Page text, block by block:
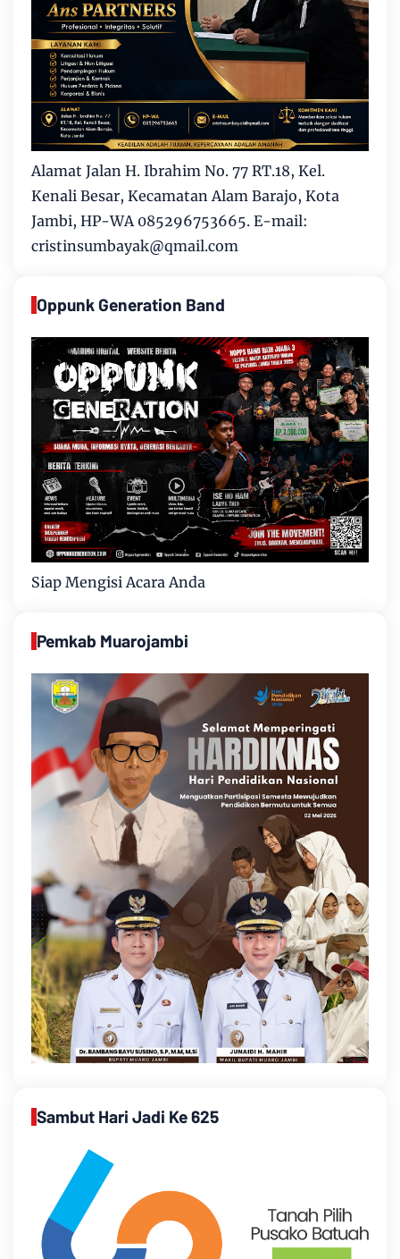
Alamat Jalan H. Ibrahim No. 77 RT.18, Kel.
Kenali Besar, Kecamatan Alam Barajo, Kota
Jambi, HP-WA 085296753665. E-mail:
cristinsumbayak@qmail.com
Oppunk Generation Band
Siap Mengisi Acara Anda
Pemkab Muarojambi
Sambut Hari Jadi Ke 625